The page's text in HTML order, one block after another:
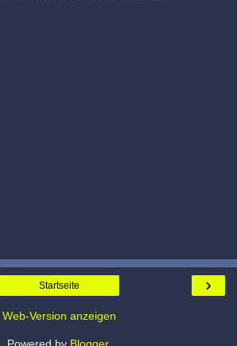
›
Startseite
Web-Version anzeigen